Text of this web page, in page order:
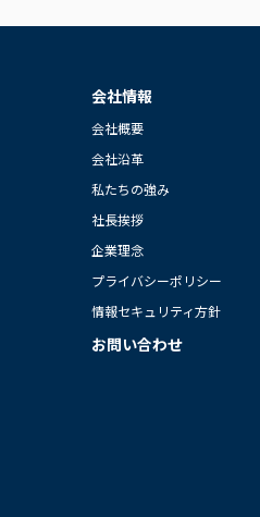
会社情報
会社概要
会社沿革
私たちの強み
社長挨拶
企業理念
プライバシーポリシー
情報セキュリティ方針
お問い合わせ